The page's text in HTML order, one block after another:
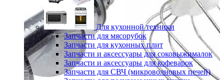
Для кухонной техники
Запчасти для мясорубок
Запчасти для кухонных плит
Запчасти и аксессуары для соковыжималок
Запчасти и аксессуары для кофеварок
Запчасти для СВЧ (микроволновых печей)